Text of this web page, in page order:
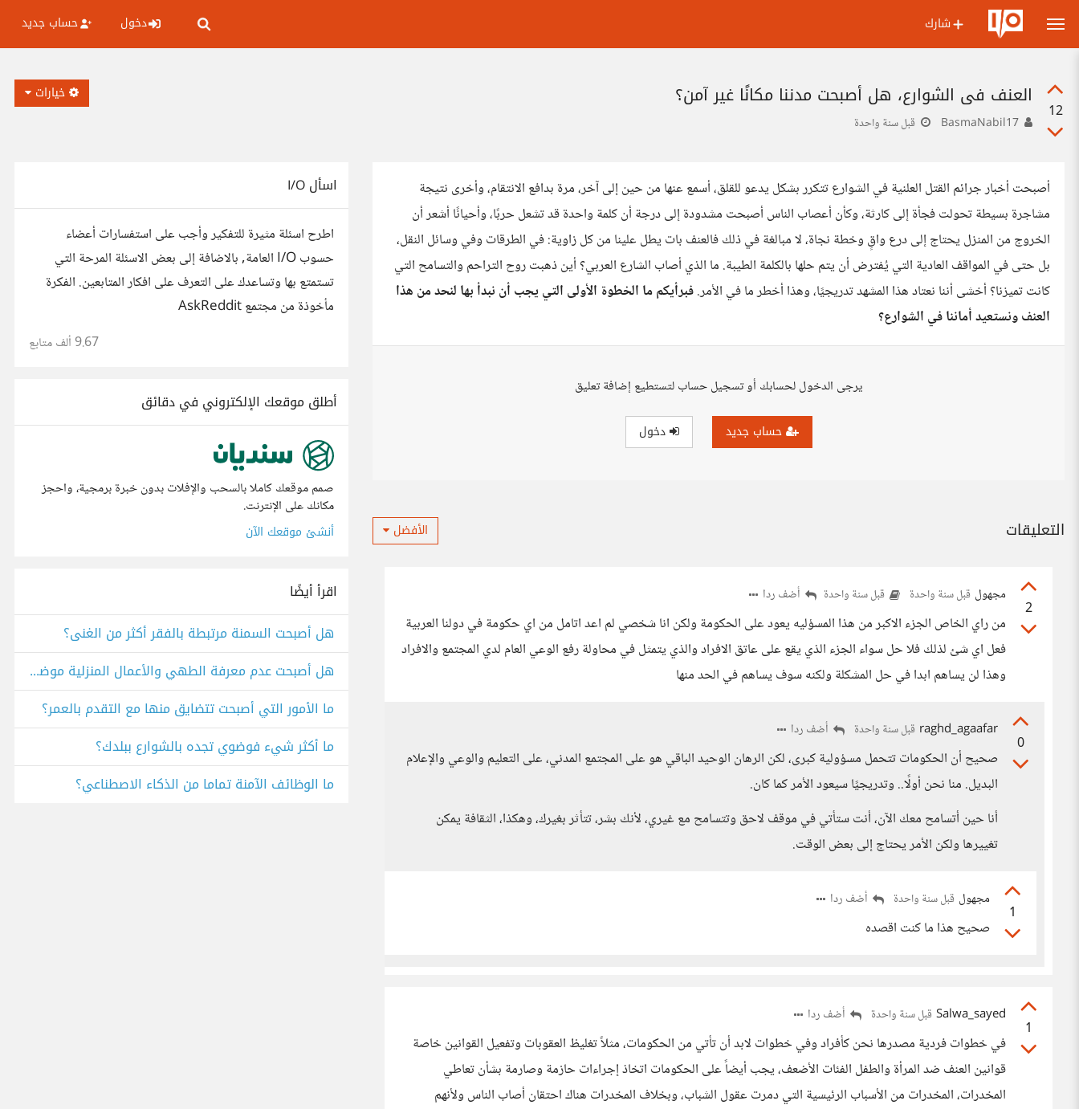
شارك دخول حساب جديد
12
العنف في الشوارع، هل أصبحت مدننا مكانًا غير آمن؟
قبل سنة واحدة
خيارات
أصبحت أخبار جرائم القتل العلنية في الشوارع تتكرر بشكل يدعو للقلق، أسمع عنها من حين إلى آخر، مرة بدافع الانتقام، وأخرى نتيجة
مشاجرة بسيطة تحولت فجأة إلى كارثة، وكأن أعصاب الناس أصبحت مشدودة إلى درجة أن كلمة واحدة قد تشعل حربًا، وأحيانًا أشعر أن
الخروج من المنزل يحتاج إلى درع واقٍ وخطة نجاة، لا مبالغة في ذلك فالعنف بات يطل علينا من كل زاوية: في الطرقات وفي وسائل النقل،
بل حتى في المواقف العادية التي يُفترض أن يتم حلها بالكلمة الطيبة. ما الذي أصاب الشارع العربي؟ أين ذهبت روح التراحم والتسامح التي
كانت تميزنا؟ أخشى أننا نعتاد هذا المشهد تدريجيًا، وهذا أخطر ما في الأمر.فبرأيكم ما الخطوة الأولى التي يجب أن نبدأ بها لنحد من هذا
العنف ونستعيد أماننا في الشوارع؟
يرجى الدخول لحسابك أو تسجيل حساب لتستطيع إضافة تعليق
حساب جديد دخول
التعليقات الأفضل
2
مجهول قبل سنة واحدة قبل سنة واحدة أضف ردا
من راي الخاص الجزء الاكبر من هذا المسؤليه يعود على الحكومة ولكن انا شخصي لم اعد اتامل من اي حكومة في دولنا العربية
فعل اي شئ لذلك فلا حل سواء الجزء الذي يقع على عاتق الافراد والذي يتمثل في محاولة رفع الوعي العام لدي المجتمع والافراد
وهذا لن يساهم ابدا في حل المشكلة ولكنه سوف يساهم في الحد منها
0
raghd_agaafar قبل سنة واحدة أضف ردا
صحيح أن الحكومات تتحمل مسؤولية كبرى، لكن الرهان الوحيد الباقي هو على المجتمع المدني، على التعليم والوعي والإعلام
البديل. منا نحن أولًا.. وتدريجيًا سيعود الأمر كما كان.
أنا حين أتسامح معك الآن، أنت ستأتي في موقف لاحق وتتسامح مع غيري، لأنك بشر، تتأثر بغيرك، وهكذا، الثقافة يمكن
تغييرها ولكن الأمر يحتاج إلى بعض الوقت.
1
مجهول قبل سنة واحدة أضف ردا
صحيح هذا ما كنت اقصده
1
Salwa_sayed قبل سنة واحدة أضف ردا
في خطوات فردية مصدرها نحن كأفراد وفي خطوات لابد أن تأتي من الحكومات، مثلاً تغليظ العقوبات وتفعيل القوانين خاصة
قوانين العنف ضد المرأة والطفل الفئات الأضعف، يجب أيضاً على الحكومات اتخاذ إجراءات حازمة وصارمة بشأن تعاطي
المخدرات، المخدرات من الأسباب الرئيسية التي دمرت عقول الشباب، وبخلاف المخدرات هناك احتقان أصاب الناس ولأنهم
اسأل I/O
اطرح اسئلة مثيرة للتفكير وأجب على استفسارات أعضاء
حسوب I/O العامة, بالاضافة إلى بعض الاسئلة المرحة التي
تستمتع بها وتساعدك على التعرف على افكار المتابعين. الفكرة
مأخوذة من مجتمع AskReddit
9.67 ألف متابع
أطلق موقعك الإلكتروني في دقائق
صمم موقعك كاملا بالسحب والإفلات بدون خبرة برمجية، واحجز
مكانك على الإنترنت.
أنشئ موقعك الآن
اقرأ أيضًا
هل أصبحت السمنة مرتبطة بالفقر أكثر من الغنى؟
هل أصبحت عدم معرفة الطهي والأعمال المنزلية موضة اجتماعية بين الفتيات؟
ما الأمور التي أصبحت تتضايق منها مع التقدم بالعمر؟
ما أكثر شيء فوضوي تجده بالشوارع ببلدك؟
ما الوظائف الآمنة تماما من الذكاء الاصطناعي؟